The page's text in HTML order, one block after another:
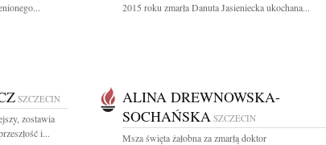
2015 roku zmarła Danuta Jasieniecka ukochana...
SZCZECIN
zostawia
i...
ALINA DREWNOWSKA-
SOCHAŃSKA SZCZECIN
Msza święta żałobna za zmarłą doktor